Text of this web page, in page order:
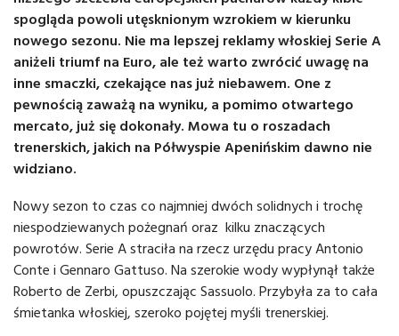
spogląda powoli utęsknionym wzrokiem w kierunku
nowego sezonu. Nie ma lepszej reklamy włoskiej Serie A
aniżeli triumf na Euro, ale też warto zwrócić uwagę na
inne smaczki, czekające nas już niebawem. One z
pewnością zaważą na wyniku, a pomimo otwartego
mercato, już się dokonały. Mowa tu o roszadach
trenerskich, jakich na Półwyspie Apenińskim dawno nie
widziano.
Nowy sezon to czas co najmniej dwóch solidnych i trochę
niespodziewanych pożegnań oraz kilku znaczących
powrotów. Serie A straciła na rzecz urzędu pracy Antonio
Conte i Gennaro Gattuso. Na szerokie wody wypłynął także
Roberto de Zerbi, opuszczając Sassuolo. Przybyła za to cała
śmietanka włoskiej, szeroko pojętej myśli trenerskiej.